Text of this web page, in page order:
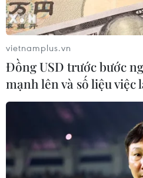
#Standard Chartered #công
#thanh toán số
#xuyên biên
Theo dõi VietnamPlus
vietnamplus.vn
Đồng USD trước bước
mạnh lên và số liệu việc